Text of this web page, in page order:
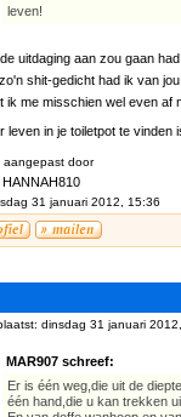
leven!
uitdaging aan zou gaan
shit-gedicht had ik van
ik me misschien wel even af
leven in je toiletpot te vinden
aangepast door
HANNAH810
31 januari 2012, 15:36
dinsdag 31 januari
MAR907 schreef:
Er is één weg,die uit de
één hand,die u kan trekken